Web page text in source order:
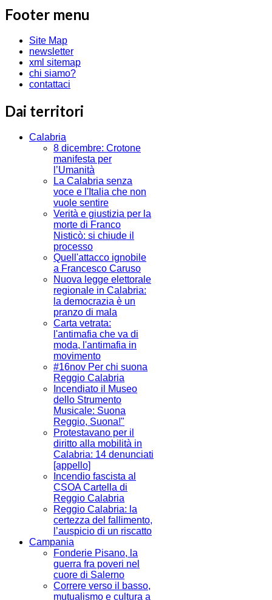
Footer menu
Site Map
newsletter
xml sitemap
chi siamo?
contattaci
Dai territori
Calabria
8 dicembre: Crotone
manifesta per
l’Umanità
La Calabria senza
voce e l'Italia che non
vuole sentire
Verità e giustizia per la
morte di Franco
Nisticò: si chiude il
processo
Quell'attacco ignobile
a Francesco Caruso
Nuova legge elettorale
regionale in Calabria:
la democrazia è un
pranzo di mala
Carta vetrata:
l'antimafia che va di
moda, l'antimafia in
movimento
#16nov Per chi suona
Reggio Calabria
Incendiato il Museo
dello Strumento
Musicale: Suona
Reggio, Suona!"
Protestavano per il
diritto alla mobilità in
Calabria: 14 denunciati
[appello]
Incendio fascista al
CSOA Cartella di
Reggio Calabria
Reggio Calabria: la
certezza del fallimento,
l’auspicio di un riscatto
Campania
Fonderie Pisano, la
guerra fra poveri nel
cuore di Salerno
Correre verso il basso,
mutualismo e cultura a